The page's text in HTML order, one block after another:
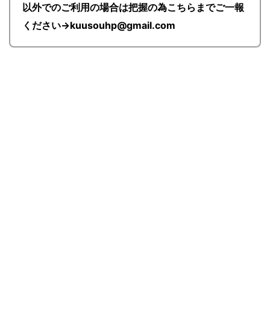
以外でのご利用の場合は把握の為こちらまでご一報
ください→kuusouhp@gmail.com